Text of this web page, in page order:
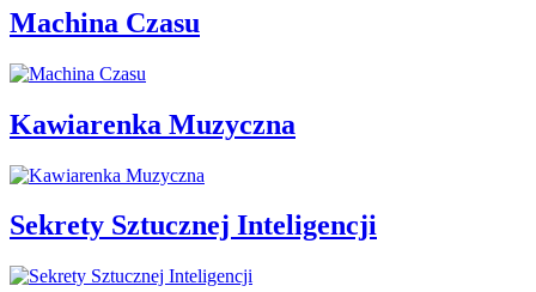
Machina Czasu
Kawiarenka Muzyczna
Sekrety Sztucznej Inteligencji